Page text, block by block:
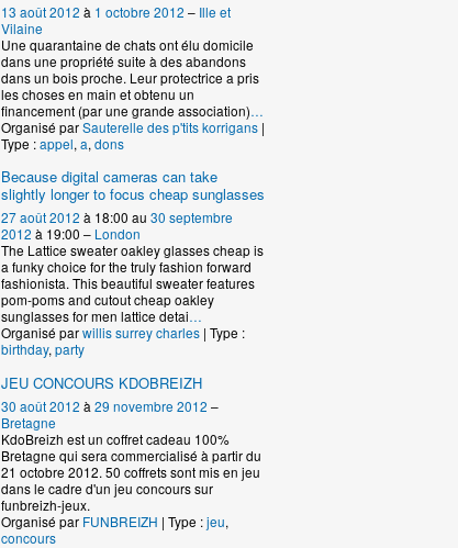
13 août 2012 à 1 octobre 2012 – Ille et
Vilaine
Une quarantaine de chats ont élu domicile
dans une propriété suite à des abandons
dans un bois proche. Leur protectrice a pris
les choses en main et obtenu un
financement (par une grande association)…
Organisé parSauterelle des p'tits korrigans |
Type :appel, a, dons
Because digital cameras can take
slightly longer to focus cheap sunglasses
27 août 2012 à 18:00 au 30 septembre
2012 à 19:00 – London
The Lattice sweater oakley glasses cheap is
a funky choice for the truly fashion forward
fashionista. This beautiful sweater features
pom-poms and cutout cheap oakley
sunglasses for men lattice detai…
Organisé parwillis surrey charles | Type :
birthday, party
JEU CONCOURS KDOBREIZH
30 août 2012 à 29 novembre 2012 –
Bretagne
KdoBreizh est un coffret cadeau 100%
Bretagne qui sera commercialisé à partir du
21 octobre 2012. 50 coffrets sont mis en jeu
dans le cadre d'un jeu concours sur
funbreizh-jeux.
Organisé par FUNBREIZH | Type :jeu,
concours